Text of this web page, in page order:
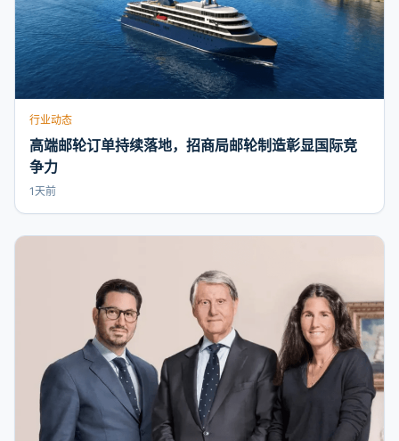
行业动态
高端邮轮订单持续落地，招商局邮轮制造彰显国际竞
争力
1天前